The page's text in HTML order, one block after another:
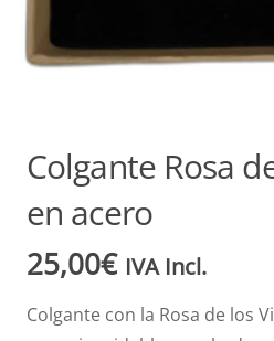
Colgante Rosa
en acero
25,00€ IVA Incl.
Colgante con la Rosa de los